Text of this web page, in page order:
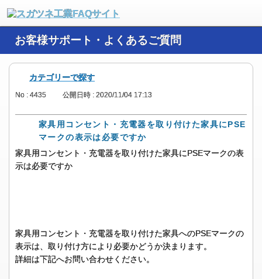
お客様サポート・よくあるご質問
カテゴリーで探す
No : 4435 公開日時 : 2020/11/04 17:13
家具用コンセント・充電器を取り付けた家具にPSE
マークの表示は必要ですか
家具用コンセント・充電器を取り付けた家具にPSEマークの表
示は必要ですか
家具用コンセント・充電器を取り付けた家具へのPSEマークの
表示は、取り付け方により必要かどうか決まります。
詳細は下記へお問い合わせください。